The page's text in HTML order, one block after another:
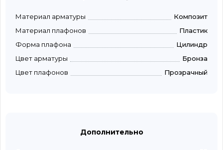
Материал арматуры
Композит
Материал плафонов
Пластик
Форма плафона
Цилиндр
Цвет арматуры
Бронза
Цвет плафонов
Прозрачный
Дополнительно